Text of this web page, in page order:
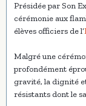
Présidée par Son
cérémonie aux
élèves officiers de l’
Malgré une
profondément
gravité, la dignité
résistants dont le